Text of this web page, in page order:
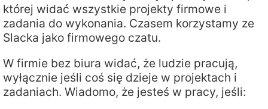
której widać wszystkie projekty firmowe i
zadania do wykonania. Czasem korzystamy ze
Slacka jako firmowego czatu.
W firmie bez biura widać, że ludzie pracują,
wyłącznie jeśli coś się dzieje w projektach i
zadaniach. Wiadomo, że jesteś w pracy, jeśli: